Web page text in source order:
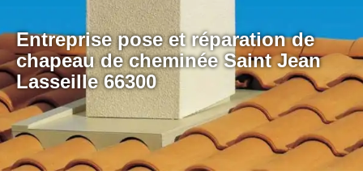
Entreprise pose et réparation de
chapeau de cheminée Saint Jean
Lasseille 66300